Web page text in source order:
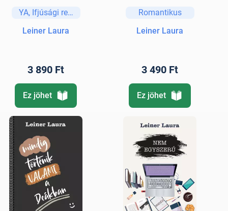
YA, Ifjúsági regények és elbeszélések
Leiner Laura
3 890 Ft
Ez jöhet
Romantikus
Leiner Laura
3 490 Ft
Ez jöhet